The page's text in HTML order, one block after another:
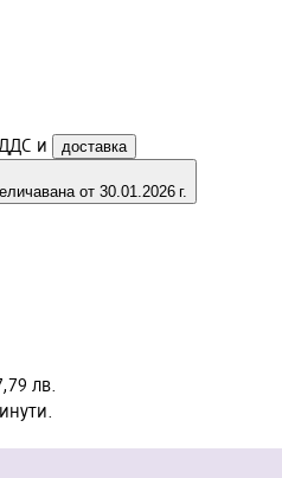
и доставка
от 30.01.2026 г.
лв.